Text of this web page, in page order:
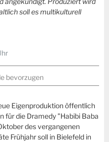
soll es multikulturell
bevorzugen
Eigenproduktion öffentlich
für die Dramedy "Habibi Baba
des vergangenen
Frühjahr soll in Bielefeld in